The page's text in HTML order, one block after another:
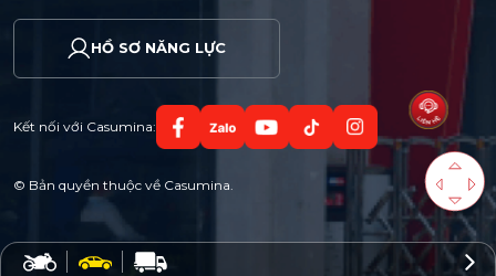
HỒ SƠ NĂNG LỰC
Kết nối với Casumina:
© Bản quyền thuộc về Casumina.